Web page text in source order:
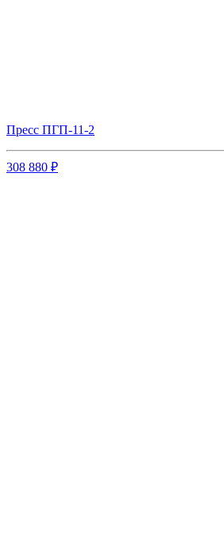
Пресс ПГП-11-2
308 880 ₽